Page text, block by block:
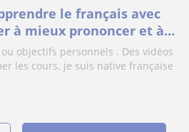
le français avec
à mieux prononcer et à
grammaire et on
Mes cours sont
du temps chargé et je
ou objectifs personnels . Des vidéos
les cours. je suis native française